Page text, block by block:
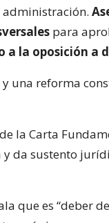
para
a la oposición a
una reforma
la Carta
da sustento
que es “deber